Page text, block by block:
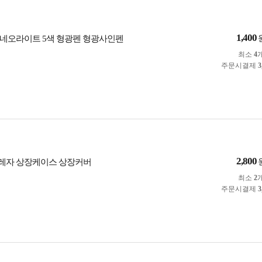
오라이트 5색 형광펜 형광사인펜 1,400
최소 4
주문시결제
자 상장케이스 상장커버 2,800
최소 2
주문시결제